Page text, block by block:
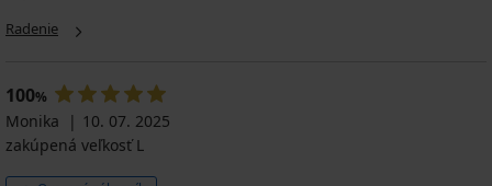
Radenie
100%
Monika
10. 07. 2025
zakúpená veľkosť L